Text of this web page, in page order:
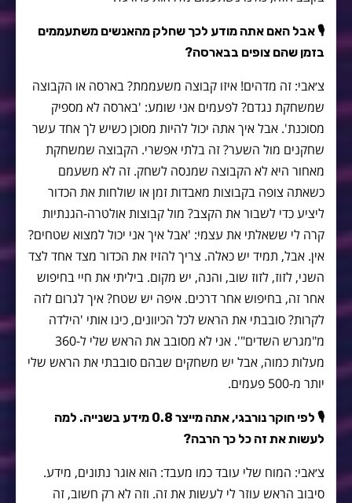
🎙 אבל האם אתה מודע לכך שחלק מהאנשים משתעממים
בזמן שהם צופים בבארסה?
צ׳אבי: זה מדהים! איזו קבוצה משעממת? בארסה או הקבוצה
שמשחקת נגדם? לפעמים אני שומע: 'בארסה לא מספיק
מסוכנת'. אבל איך אתה יכול להיות מסוכן כשיש לך אחד עשר
שחקנים מול השער? זה בלתי אפשרי. הקבוצה שמשחקת
מאחור היא לא הקבוצה שמנסה לשחק. זה לא משעמם
כשאתה צופה בקבוצות מאבדות זמן או שולחות את הכדור
ליציע כדי לשבור את הקצב? מול קבוצות אולטרה-הגנתיות
קרה לי ששאלתי את עצמי: 'אבל איך אני יכול למצוא שטחים?
אין. אבל, תמיד יש כאלה. צריך להזיז את הכדור מצד אחד לצד
השני, לזוז, לזוז שוב, והנה, יש מקום. ביליתי את חיי בחיפוש
אחר זה, בחיפוש אחר דרכים. איפה יש שטח? איך לגרום לזה
לקרות? סובבתי את הראש לכל הכיוונים, כינו אותי 'הילדה
מ"מגרש השדים"'. אני לא מסובב את הראש שלי ל-360
מעלות כמוה, אבל יש משחקים שבהם סובבתי את הראש שלי
יותר מ-500 פעמים.
🎙 לפי חוקר נורבגי, אתה מייצר 0.8 מידע בשנייה. למה
לעשות את זה כל כך הרבה?
צ׳אבי: המוח שלי עובד כמו מעבד: הוא אוגר נתונים, מידע.
סיבוב הראש עוזר לי לעשות את זה. וזה לא רק חשוב, זה